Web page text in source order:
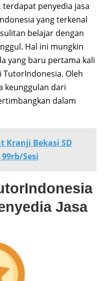
terdapat penyedia jasa
yang terkenal
belajar dengan
Hal ini mungkin
yang baru pertama kali
Oleh
keunggulan dari
dalam
Kranji Bekasi SD
Sesi
Jasa